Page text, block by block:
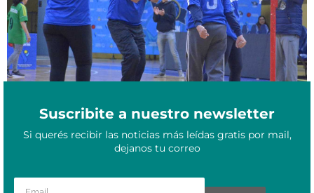
Suscribite a nuestro newsletter
Si querés recibir las noticias más leídas gratis por mail,
dejanos tu correo